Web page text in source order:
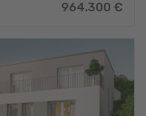
964.300 €